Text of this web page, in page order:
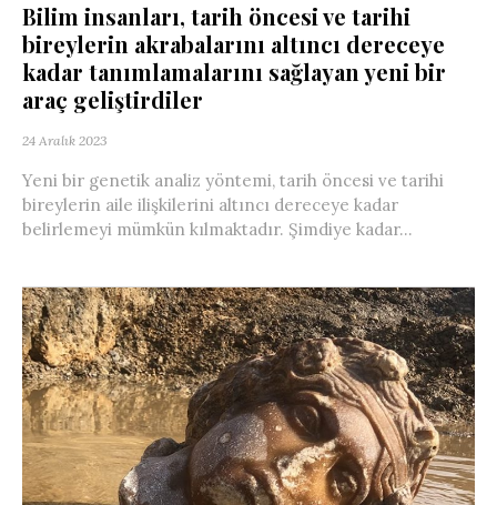
Bilim insanları, tarih öncesi ve tarihi
bireylerin akrabalarını altıncı dereceye
kadar tanımlamalarını sağlayan yeni bir
araç geliştirdiler
24 Aralık 2023
Yeni bir genetik analiz yöntemi, tarih öncesi ve tarihi
bireylerin aile ilişkilerini altıncı dereceye kadar
belirlemeyi mümkün kılmaktadır. Şimdiye kadar...